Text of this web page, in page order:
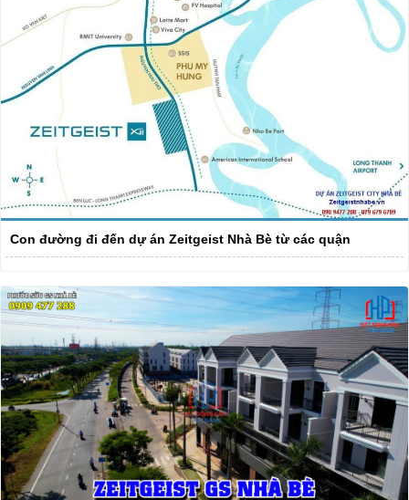
Con đường đi đến dự án Zeitgeist Nhà Bè từ các quận